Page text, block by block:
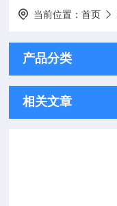
当前位置：首页
产品分类
相关文章